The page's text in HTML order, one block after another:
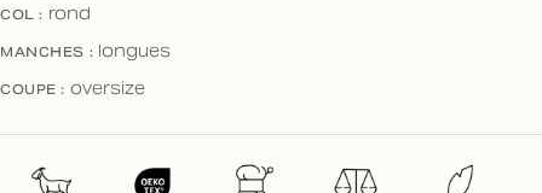
COL : rond
MANCHES : longues
COUPE : oversize